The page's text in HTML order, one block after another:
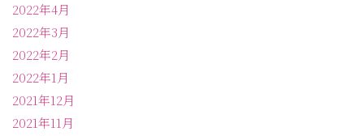
2022年4月
2022年3月
2022年2月
2022年1月
2021年12月
2021年11月